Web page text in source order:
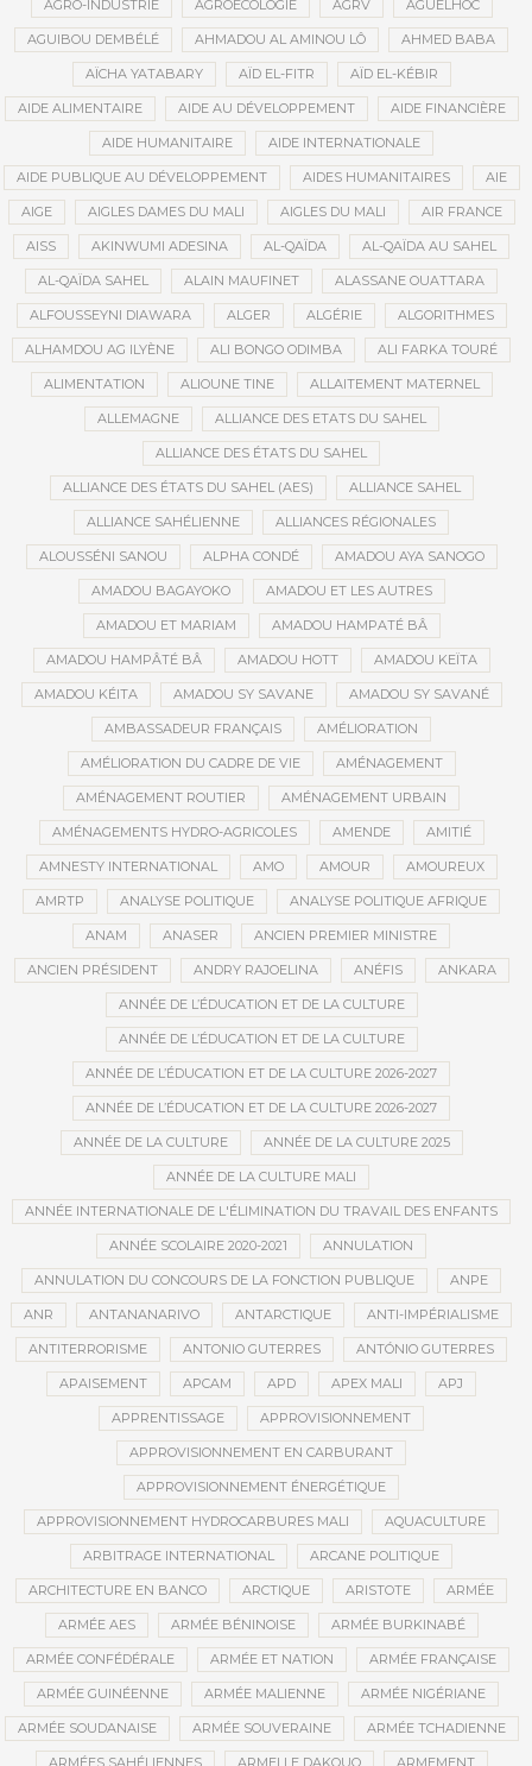
AGRO-INDUSTRIE AGROÉCOLOGIE AGRV AGUELHOC
AGUIBOU DEMBÉLÉ AHMADOU AL AMINOU LÔ AHMED BABA
AÏCHA YATABARY AÏD EL-FITR AÏD EL-KÉBIR
AIDE ALIMENTAIRE AIDE AU DÉVELOPPEMENT AIDE FINANCIÈRE
AIDE HUMANITAIRE AIDE INTERNATIONALE
AIDE PUBLIQUE AU DÉVELOPPEMENT AIDES HUMANITAIRES AIE
AIGE AIGLES DAMES DU MALI AIGLES DU MALI AIR FRANCE
AISS AKINWUMI ADESINA AL-QAÏDA AL-QAÏDA AU SAHEL
AL-QAÏDA SAHEL ALAIN MAUFINET ALASSANE OUATTARA
ALFOUSSEYNI DIAWARA ALGER ALGÉRIE ALGORITHMES
ALHAMDOU AG ILYÈNE ALI BONGO ODIMBA ALI FARKA TOURÉ
ALIMENTATION ALIOUNE TINE ALLAITEMENT MATERNEL
ALLEMAGNE ALLIANCE DES ETATS DU SAHEL
ALLIANCE DES ÉTATS DU SAHEL
ALLIANCE DES ÉTATS DU SAHEL (AES) ALLIANCE SAHEL
ALLIANCE SAHÉLIENNE ALLIANCES RÉGIONALES
ALOUSSÉNI SANOU ALPHA CONDÉ AMADOU AYA SANOGO
AMADOU BAGAYOKO AMADOU ET LES AUTRES
AMADOU ET MARIAM AMADOU HAMPATÉ BÂ
AMADOU HAMPÂTÉ BÂ AMADOU HOTT AMADOU KEÏTA
AMADOU KÉITA AMADOU SY SAVANE AMADOU SY SAVANÉ
AMBASSADEUR FRANÇAIS AMÉLIORATION
AMÉLIORATION DU CADRE DE VIE AMÉNAGEMENT
AMÉNAGEMENT ROUTIER AMÉNAGEMENT URBAIN
AMÉNAGEMENTS HYDRO-AGRICOLES AMENDE AMITIÉ
AMNESTY INTERNATIONAL AMO AMOUR AMOUREUX
AMRTP ANALYSE POLITIQUE ANALYSE POLITIQUE AFRIQUE
ANAM ANASER ANCIEN PREMIER MINISTRE
ANCIEN PRÉSIDENT ANDRY RAJOELINA ANÉFIS ANKARA
ANNÉE DE L’ÉDUCATION ET DE LA CULTURE
ANNÉE DE L’ÉDUCATION ET DE LA CULTURE
ANNÉE DE L’ÉDUCATION ET DE LA CULTURE 2026-2027
ANNÉE DE L’ÉDUCATION ET DE LA CULTURE 2026-2027
ANNÉE DE LA CULTURE ANNÉE DE LA CULTURE 2025
ANNÉE DE LA CULTURE MALI
ANNÉE INTERNATIONALE DE L'ÉLIMINATION DU TRAVAIL DES ENFANTS
ANNÉE SCOLAIRE 2020-2021 ANNULATION
ANNULATION DU CONCOURS DE LA FONCTION PUBLIQUE ANPE
ANR ANTANANARIVO ANTARCTIQUE ANTI-IMPÉRIALISME
ANTITERRORISME ANTONIO GUTERRES ANTÓNIO GUTERRES
APAISEMENT APCAM APD APEX MALI APJ
APPRENTISSAGE APPROVISIONNEMENT
APPROVISIONNEMENT EN CARBURANT
APPROVISIONNEMENT ÉNERGÉTIQUE
APPROVISIONNEMENT HYDROCARBURES MALI AQUACULTURE
ARBITRAGE INTERNATIONAL ARCANE POLITIQUE
ARCHITECTURE EN BANCO ARCTIQUE ARISTOTE ARMÉE
ARMÉE AES ARMÉE BÉNINOISE ARMÉE BURKINABÉ
ARMÉE CONFÉDÉRALE ARMÉE ET NATION ARMÉE FRANÇAISE
ARMÉE GUINÉENNE ARMÉE MALIENNE ARMÉE NIGÉRIANE
ARMÉE SOUDANAISE ARMÉE SOUVERAINE ARMÉE TCHADIENNE
ARMÉES SAHÉLIENNES ARMELLE DAKOUO ARMEMENT